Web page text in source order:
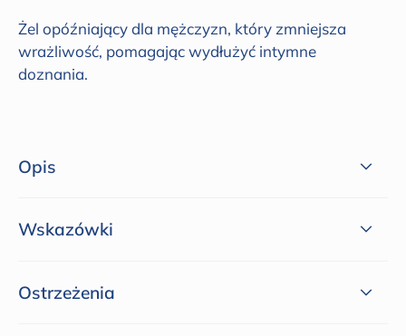
Żel opóźniający dla mężczyzn, który zmniejsza
wrażliwość, pomagając wydłużyć intymne
doznania.
Opis
Wskazówki
Ostrzeżenia